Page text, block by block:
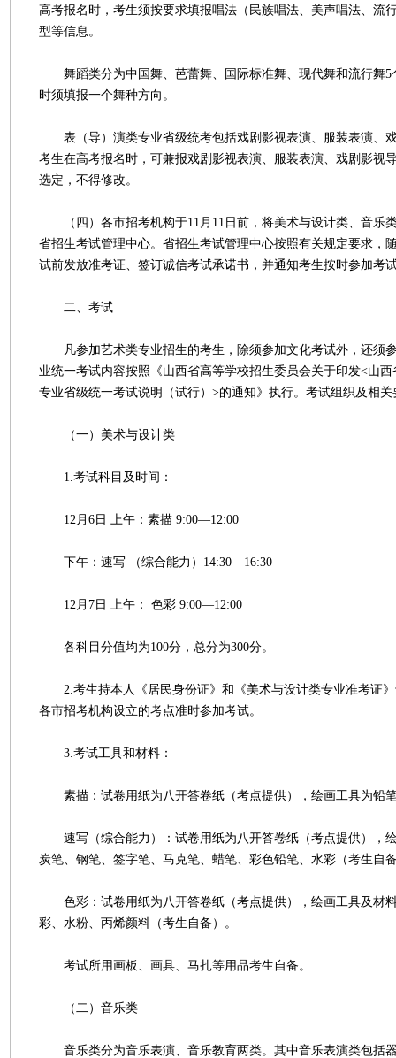
高考报名时，考生须按要求填报唱法（民族唱法、美声唱法、流
型等信息。
舞蹈类分为中国舞、芭蕾舞、国际标准舞、现代舞和流行舞5
时须填报一个舞种方向。
表（导）演类专业省级统考包括戏剧影视表演、服装表演、
考生在高考报名时，可兼报戏剧影视表演、服装表演、戏剧影视
选定，不得修改。
（四）各市招考机构于11月11日前，将美术与设计类、音乐
省招生考试管理中心。省招生考试管理中心按照有关规定要求，
试前发放准考证、签订诚信考试承诺书，并通知考生按时参加考
二、考试
凡参加艺术类专业招生的考生，除须参加文化考试外，还须
业统一考试内容按照《山西省高等学校招生委员会关于印发<山
专业省级统一考试说明（试行）>的通知》执行。考试组织及相关
（一）美术与设计类
1.考试科目及时间：
12月6日 上午：素描 9:00—12:00
下午：速写 （综合能力）14:30—16:30
12月7日 上午： 色彩 9:00—12:00
各科目分值均为100分，总分为300分。
2.考生持本人《居民身份证》和《美术与设计类专业准考证
各市招考机构设立的考点准时参加考试。
3.考试工具和材料：
素描：试卷用纸为八开答卷纸（考点提供），绘画工具为铅
速写（综合能力）：试卷用纸为八开答卷纸（考点提供），
炭笔、钢笔、签字笔、马克笔、蜡笔、彩色铅笔、水彩（考生自
色彩：试卷用纸为八开答卷纸（考点提供），绘画工具及材
彩、水粉、丙烯颜料（考生自备）。
考试所用画板、画具、马扎等用品考生自备。
（二）音乐类
音乐类分为音乐表演、音乐教育两类。其中音乐表演类包括